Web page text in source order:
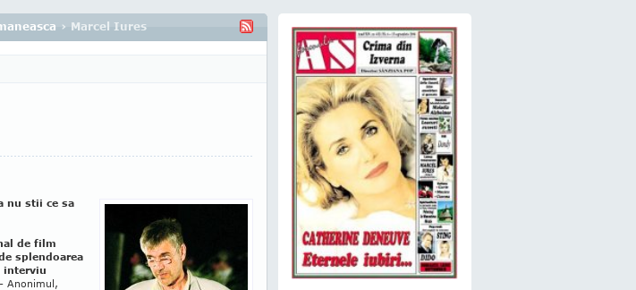
› Marcel Iures
nu stii ce sa
de film
splendoarea
interviu
Anonimul,